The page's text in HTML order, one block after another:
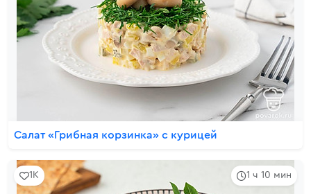
Салат «Грибная корзинка» с курицей
1 ч 10 мин
1K